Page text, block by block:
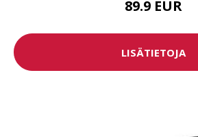
89.9 EUR
LISÄTIETOJA